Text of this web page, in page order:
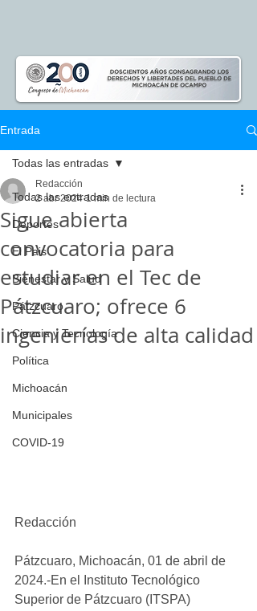
Entrada
Todas las entradas
Deportes
El Pais
Bienestar y Salud
Pátzcuaro
Ciencia y Tecnología
Política
Michoacán
Municipales
COVID-19
Todas las entradas
Sigue abierta
convocatoria para
estudiar en el Tec de
Pátzcuaro; ofrece 6
ingenierías de alta calidad
Redacción
2 abr 2024 1 min de lectura
Redacción
Pátzcuaro, Michoacán, 01 de abril de
2024.-En el Instituto Tecnológico
Superior de Pátzcuaro (ITSPA)